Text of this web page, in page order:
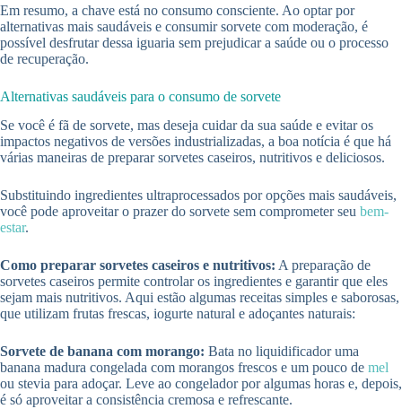
Em resumo, a chave está no consumo consciente. Ao optar por
alternativas mais saudáveis e consumir sorvete com moderação, é
possível desfrutar dessa iguaria sem prejudicar a saúde ou o processo
de recuperação.
Alternativas saudáveis para o consumo de sorvete
Se você é fã de sorvete, mas deseja cuidar da sua saúde e evitar os
impactos negativos de versões industrializadas, a boa notícia é que há
várias maneiras de preparar sorvetes caseiros, nutritivos e deliciosos.
Substituindo ingredientes ultraprocessados por opções mais saudáveis,
você pode aproveitar o prazer do sorvete sem comprometer seu bem-
estar.
Como preparar sorvetes caseiros e nutritivos: A preparação de
sorvetes caseiros permite controlar os ingredientes e garantir que eles
sejam mais nutritivos. Aqui estão algumas receitas simples e saborosas,
que utilizam frutas frescas, iogurte natural e adoçantes naturais:
Sorvete de banana com morango: Bata no liquidificador uma
banana madura congelada com morangos frescos e um pouco de mel
ou stevia para adoçar. Leve ao congelador por algumas horas e, depois,
é só aproveitar a consistência cremosa e refrescante.